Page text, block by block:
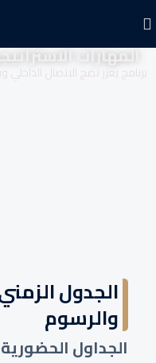
المهارات
برنامج يعزز نضج الاتصال الداخلي
الجدول
والرسوم
الجداول الحضورية